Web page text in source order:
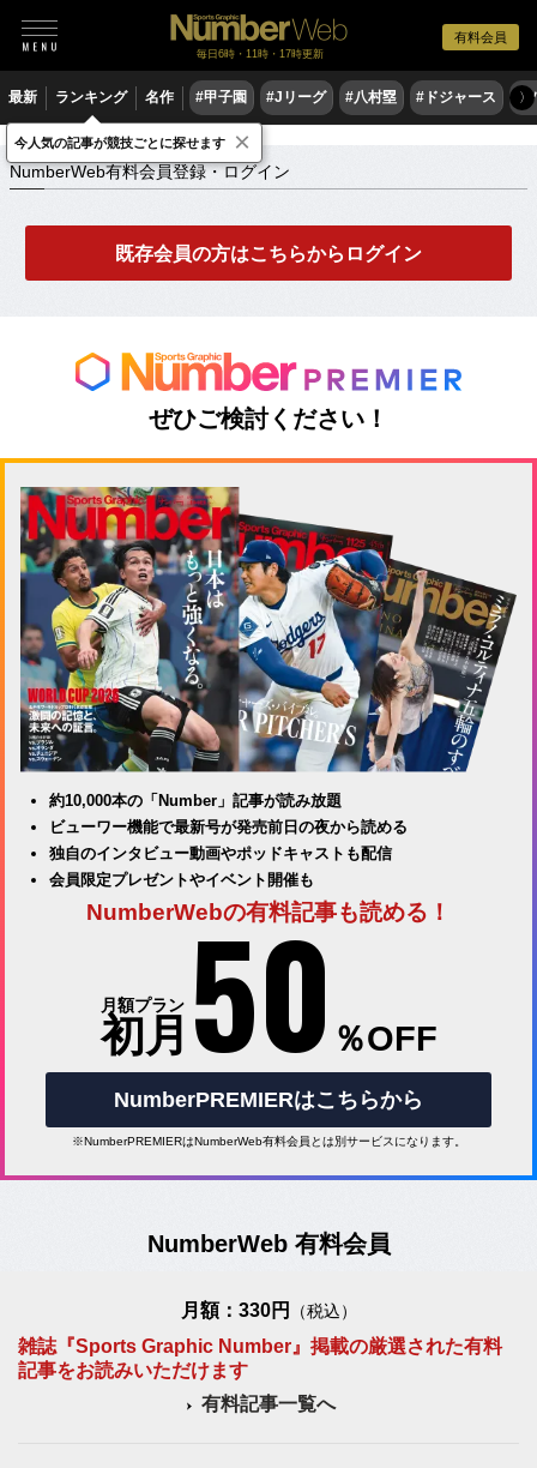
有料会員
毎日6時・11時・17時更新
最新 ランキング 名作 #甲子園 #Jリーグ #八村塁 #ドジャース #
〉
NumberWeb有料会員登録・ログイン
NumberWeb有料会員登録・ログイン
既存会員の方はこちらからログイン
ぜひご検討ください！
約10,000本の「Number」記事が読み放題
ビューワー機能で最新号が発売前日の夜から読める
独自のインタビュー動画やポッドキャストも配信
会員限定プレゼントやイベント開催も
NumberWebの有料記事も読める！
月額プラン
初月 50 ％OFF
NumberPREMIERはこちらから
※NumberPREMIERはNumberWeb有料会員とは別サービスになります。
NumberWeb 有料会員
月額：330円 （税込）
雑誌『Sports Graphic Number』掲載の厳選された有料
記事をお読みいただけます
有料記事一覧へ
今人気の記事が競技ごとに探せます ×